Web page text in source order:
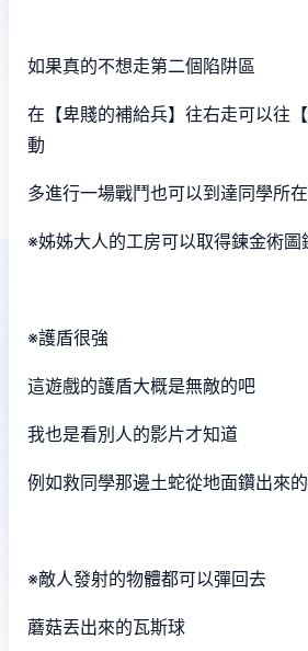
如果真的不想走第二個陷阱區
在【卑賤的補給兵】往右走可以往
動
多進行一場戰鬥也可以到達同學所
※姊姊大人的工房可以取得鍊金術圖
※護盾很強
這遊戲的護盾大概是無敵的吧
我也是看別人的影片才知道
例如救同學那邊土蛇從地面鑽出來
※敵人發射的物體都可以彈回去
蘑菇丟出來的瓦斯球